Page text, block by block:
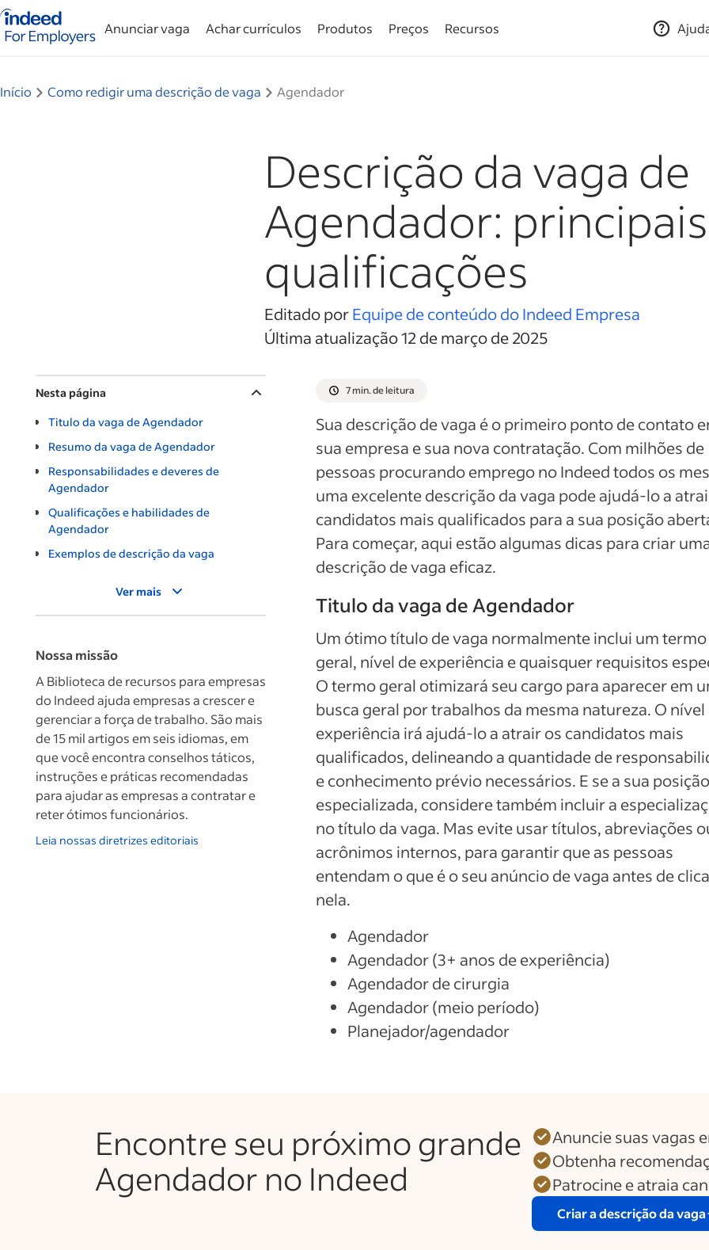
Página inicial do Indeed — Para empresas
Anunciar vaga Achar currículos Produtos Preços Recursos
Início Como redigir uma descrição de vaga Agendador
Descrição da vaga de
Agendador:
qualificações
Editado porEquipe de conteúdo do Indeed Empresa
Última atualização 12 de março de 2025
Nesta página
Titulo da vaga de Agendador
Resumo da vaga de Agendador
Responsabilidades e deveres de
Agendador
Qualificações e habilidades de
Agendador
Exemplos de descrição da vaga
Ver mais
Nossa missão
A Biblioteca de recursos para empresas
do Indeed ajuda empresas a crescer e
gerenciar a força de trabalho. São mais
de 15 mil artigos em seis idiomas, em
que você encontra conselhos táticos,
instruções e práticas recomendadas
para ajudar as empresas a contratar e
reter ótimos funcionários.
Leia nossas diretrizes editoriais
7 min. de leitura
Sua descrição de vaga é o primeiro ponto de contato
sua empresa e sua nova contratação. Com milhões de
pessoas procurando emprego no Indeed todos os
uma excelente descrição da vaga pode ajudá-lo a
candidatos mais qualificados para a sua posição
Para começar, aqui estão algumas dicas para criar
descrição de vaga eficaz.
Titulo da vaga de Agendador
Um ótimo título de vaga normalmente inclui um termo
geral, nível de experiência e quaisquer requisitos
O termo geral otimizará seu cargo para aparecer em
busca geral por trabalhos da mesma natureza. O nível
experiência irá ajudá-lo a atrair os candidatos mais
qualificados, delineando a quantidade de
e conhecimento prévio necessários. E se a sua
especializada, considere também incluir a
no título da vaga. Mas evite usar títulos, abreviações
acrônimos internos, para garantir que as pessoas
entendam o que é o seu anúncio de vaga antes de
nela.
Agendador
Agendador (3+ anos de experiência)
Agendador de cirurgia
Agendador (meio período)
Planejador/agendador
Encontre seu próximo grande
Agendador no Indeed
Anuncie suas vagas
Obtenha
Patrocine e atraia
Criar a descrição da vaga